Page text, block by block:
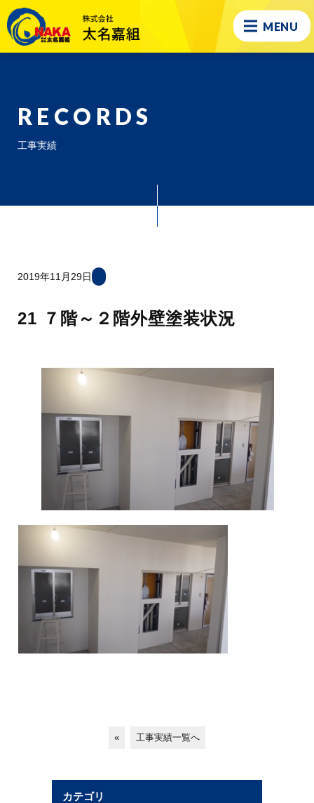
MENU
RECORDS
工事実績
2019年11月29日
21 ７階～２階外壁塗装状況
« 工事実績一覧へ
カテゴリ